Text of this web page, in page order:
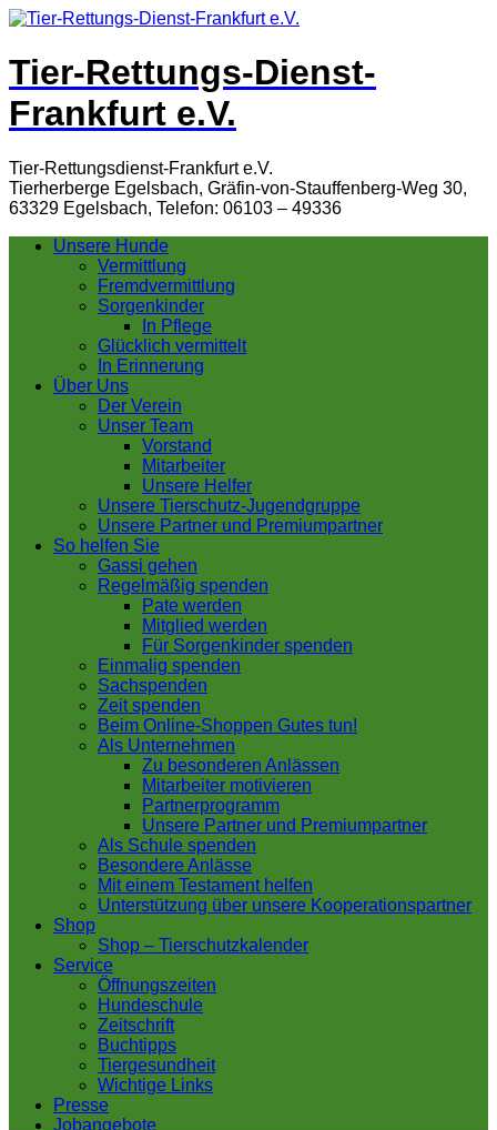
Tier-Rettungs-Dienst-
Frankfurt e.V.
Tier-Rettungsdienst-Frankfurt e.V.
Tierherberge Egelsbach, Gräfin-von-Stauffenberg-Weg 30,
63329 Egelsbach, Telefon: 06103 – 49336
Unsere Hunde
Vermittlung
Fremdvermittlung
Sorgenkinder
In Pflege
Glücklich vermittelt
In Erinnerung
Über Uns
Der Verein
Unser Team
Vorstand
Mitarbeiter
Unsere Helfer
Unsere Tierschutz-Jugendgruppe
Unsere Partner und Premiumpartner
So helfen Sie
Gassi gehen
Regelmäßig spenden
Pate werden
Mitglied werden
Für Sorgenkinder spenden
Einmalig spenden
Sachspenden
Zeit spenden
Beim Online-Shoppen Gutes tun!
Als Unternehmen
Zu besonderen Anlässen
Mitarbeiter motivieren
Partnerprogramm
Unsere Partner und Premiumpartner
Als Schule spenden
Besondere Anlässe
Mit einem Testament helfen
Unterstützung über unsere Kooperationspartner
Shop
Shop – Tierschutzkalender
Service
Öffnungszeiten
Hundeschule
Zeitschrift
Buchtipps
Tiergesundheit
Wichtige Links
Presse
Jobangebote